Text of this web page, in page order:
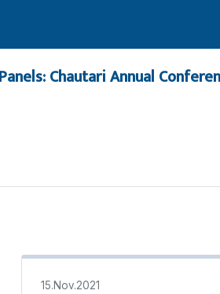
Chautari Annual
15.Nov.2021